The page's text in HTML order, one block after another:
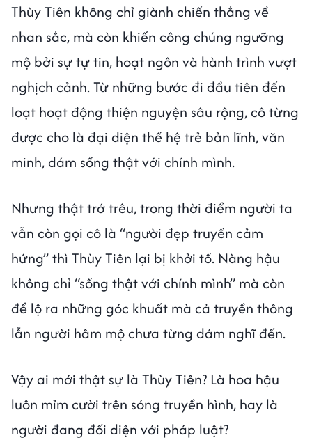
Thùy Tiên không chỉ giành chiến thắng về
nhan sắc, mà còn khiến công chúng ngưỡng
mộ bởi sự tự tin, hoạt ngôn và hành trình vượt
nghịch cảnh. Từ những bước đi đầu tiên đến
loạt hoạt động thiện nguyện sâu rộng, cô từng
được cho là đại diện thế hệ trẻ bản lĩnh, văn
minh, dám sống thật với chính mình.
Nhưng thật trớ trêu, trong thời điểm người ta
vẫn còn gọi cô là “người đẹp truyền cảm
hứng” thì Thùy Tiên lại bị khởi tố. Nàng hậu
không chỉ “sống thật với chính mình” mà còn
để lộ ra những góc khuất mà cả truyền thông
lẫn người hâm mộ chưa từng dám nghĩ đến.
Vậy ai mới thật sự là Thùy Tiên? Là hoa hậu
luôn mỉm cười trên sóng truyền hình, hay là
người đang đối diện với pháp luật?